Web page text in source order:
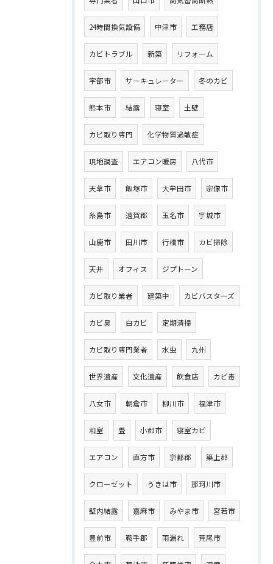
24時間換気設備 中津市 工務店
カビトラブル 新築 リフォーム
宇部市 サーキュレーター 冬のカビ
熊本市 結露 寝室 土壁
カビ取り専門 化学物質過敏症
現地調査 エアコン暖房 八代市
天草市 飯塚市 大牟田市 宗像市
糸島市 遠賀郡 玉名市 宇城市
山鹿市 田川市 行橋市 カビ掃除
天井 オフィス ジプトーン
カビ取り業者 建築中 カビバスターズ
カビ臭 白カビ 定期清掃
カビ取り専門業者 水虫 九州
世界遺産 文化遺産 飲食店 カビ毒
八女市 朝倉市 柳川市 福津市
和室 畳 小郡市 寝室カビ
エアコン 直方市 京都郡 築上郡
クローゼット うきは市 那珂川市
壁内結露 嘉麻市 みやま市 宮若市
豊前市 鞍手郡 雨漏れ 荒尾市